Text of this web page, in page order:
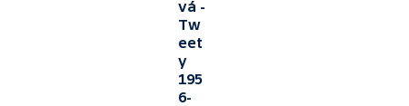
vá -
Tw
eet
y
195
6-